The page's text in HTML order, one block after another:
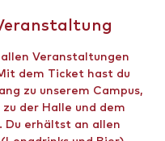
allen Veranstaltungen
dem Ticket hast du
zu unserem Campus,
zu der Halle und dem
Du erhältst an allen